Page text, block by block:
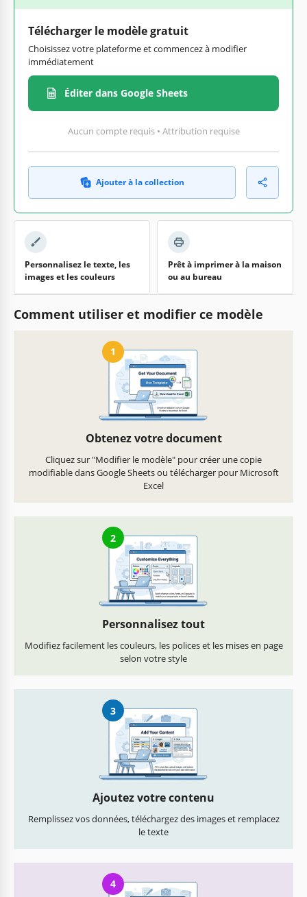
Télécharger le modèle gratuit
Choisissez votre plateforme et commencez à modifier
immédiatement
Éditer dans Google Sheets
Aucun compte requis • Attribution requise
Ajouter à la collection
Personnalisez le texte, les
images et les couleurs
Prêt à imprimer à la maison
ou au bureau
Comment utiliser et modifier ce modèle
1
Obtenez votre document
Cliquez sur "Modifier le modèle" pour créer une copie
modifiable dans Google Sheets ou télécharger pour Microsoft
Excel
2
Personnalisez tout
Modifiez facilement les couleurs, les polices et les mises en page
selon votre style
3
Ajoutez votre contenu
Remplissez vos données, téléchargez des images et remplacez
le texte
4